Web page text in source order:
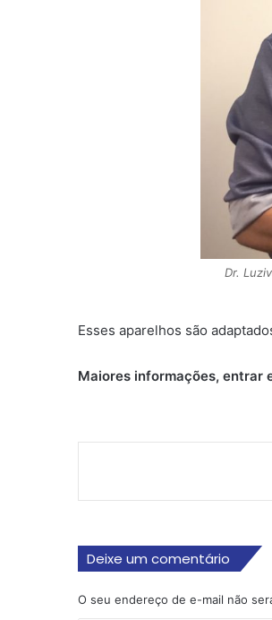
Dr.
Esses aparelhos são
Maiores informações, entrar
Deixe um comentário
O seu endereço de e-mail não